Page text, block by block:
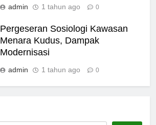
admin 1 tahun ago 0
Pergeseran Sosiologi Kawasan
Menara Kudus, Dampak
Modernisasi
admin 1 tahun ago 0